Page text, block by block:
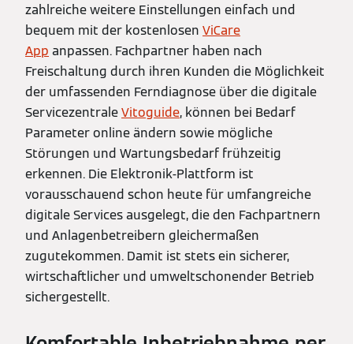
zahlreiche weitere Einstellungen einfach und
bequem mit der kostenlosen ViCare
App anpassen. Fachpartner haben nach
Freischaltung durch ihren Kunden die Möglichkeit
der umfassenden Ferndiagnose über die digitale
ServicezentraleVitoguide, können bei Bedarf
Parameter online ändern sowie mögliche
Störungen und Wartungsbedarf frühzeitig
erkennen. Die Elektronik-Plattform ist
vorausschauend schon heute für umfangreiche
digitale Services ausgelegt, die den Fachpartnern
und Anlagenbetreibern gleichermaßen
zugutekommen. Damit ist stets ein sicherer,
wirtschaftlicher und umweltschonender Betrieb
sichergestellt.